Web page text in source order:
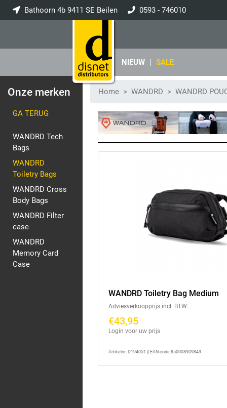
Bathoorn 4b 9411 SE Beilen 0593 - 746010
NIEUW | SALE
Onze merken
GA TERUG
WANDRD Tech
Bags
WANDRD
Toiletry Bags
WANDRD Cross
Body Bags
WANDRD Filter
case
WANDRD
Memory Card
Case
Home WANDRD WANDRD
WANDRD Toiletry Bag Medium
Adviesverkoopprijs incl. BTW:
€43,95
Login voor uw prijs
Artikelnr: D194051 || EAN-code 850008909849